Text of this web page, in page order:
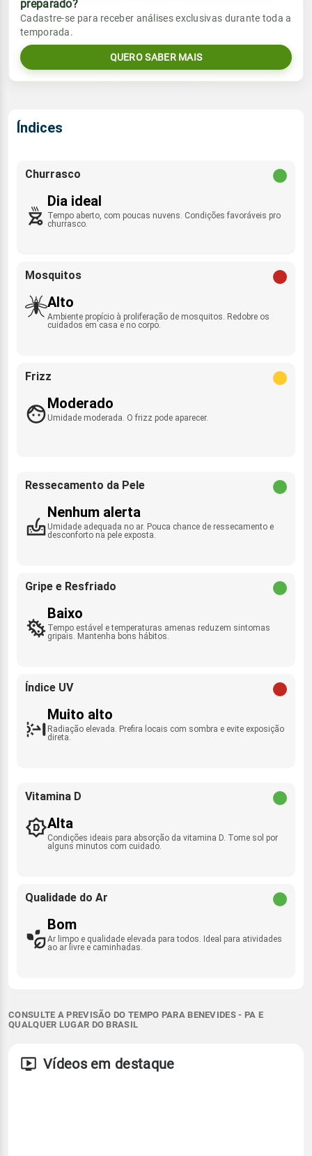
Umidade do ar
61% 99%
Rajada de vento
Sol
06:16h às 18:20h
Lua
Chuva
0.0mm
Umidade do ar
Vento
NE - 6km/h
Rajada de vento
Sol
preparado?
Cadastre-se para receber análises exclusivas durante toda a
temporada.
QUERO SABER MAIS
Índices
Churrasco
Dia ideal
Tempo aberto, com poucas nuvens. Condições favoráveis pro
churrasco.
Mosquitos
Alto
Ambiente propício à proliferação de mosquitos. Redobre os
cuidados em casa e no corpo.
Frizz
Moderado
Umidade moderada. O frizz pode aparecer.
Ressecamento da Pele
Nenhum alerta
Umidade adequada no ar. Pouca chance de ressecamento e
desconforto na pele exposta.
Gripe e Resfriado
Baixo
Tempo estável e temperaturas amenas reduzem sintomas
gripais. Mantenha bons hábitos.
Índice UV
Muito alto
Radiação elevada. Prefira locais com sombra e evite exposição
direta.
Vitamina D
Alta
Condições ideais para absorção da vitamina D. Tome sol por
alguns minutos com cuidado.
Qualidade do Ar
Bom
Ar limpo e qualidade elevada para todos. Ideal para atividades
ao ar livre e caminhadas.
CONSULTE A PREVISÃO DO TEMPO PARA BENEVIDES - PA E
QUALQUER LUGAR DO BRASIL
Vídeos em destaque